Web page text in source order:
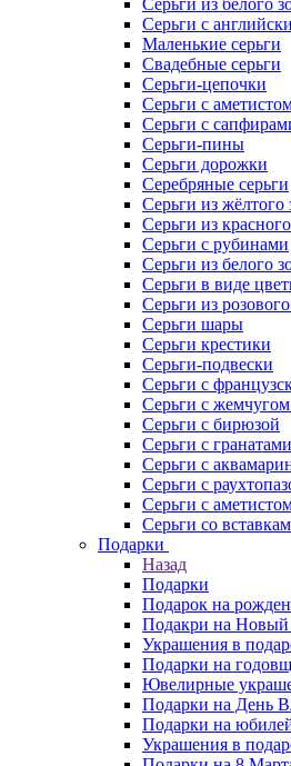
Серьги из белого
Серьги с
Маленькие серьги
Свадебные серьги
Серьги-цепочки
Серьги с
Серьги с
Серьги-пины
Серьги дорожки
Серебряные серьги
Серьги из жёлтого
Серьги из
Серьги с рубинами
Серьги из белого
Серьги в виде
Серьги из розового
Серьги шары
Серьги крестики
Серьги-подвески
Серьги с
Серьги с
Серьги с бирюзой
Серьги с гранатами
Серьги с
Серьги с
Серьги с
Серьги со
Подарки
Назад
Подарки
Подарок на
Подакри на Новый
Украшения в
Подарки на
Ювелирные
Подарки на День
Подарки на
Украшения в